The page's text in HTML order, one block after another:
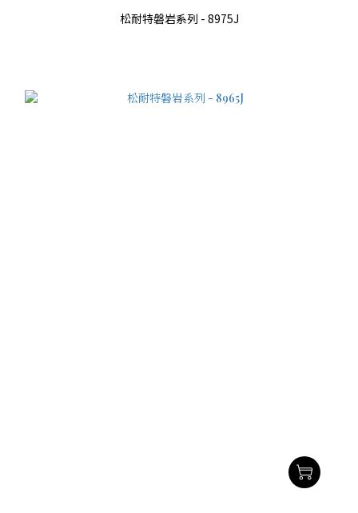
松耐特磐岩系列 - 8975J